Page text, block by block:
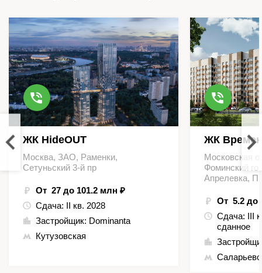
ЖК HideOUT
Москва, ЗАО, Раменки,
Сетуньский 3-й пр
От 27 до 101.2 млн ₽
Сдача: II кв. 2028
Застройщик: Dominanta
Кутузовская
ЖК
Московская
Фоминский
Апрелевка,
От 5.2 до
Сдача: III
сданное
Саларьево